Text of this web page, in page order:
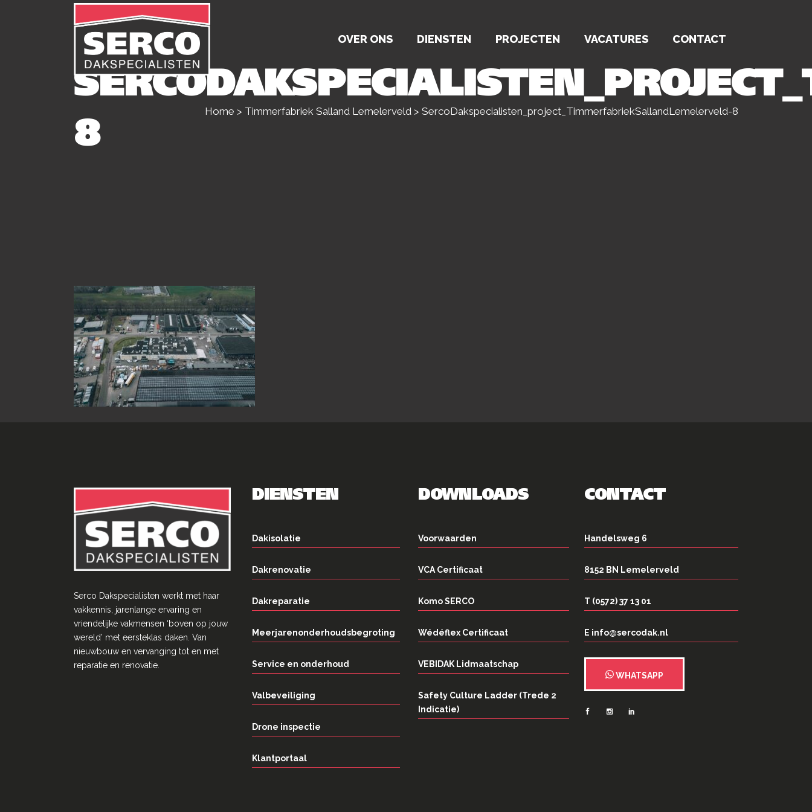
OVER ONS DIENSTEN PROJECTEN VACATURES CONTACT
8
Home > Timmerfabriek Salland Lemelerveld > SercoDakspecialisten_project_TimmerfabriekSallandLemelerveld-8
Serco Dakspecialisten werkt met haar
vakkennis, jarenlange ervaring en
vriendelĳke vakmensen ‘boven op jouw
wereld’ met eersteklas daken. Van
nieuwbouw en vervanging tot en met
reparatie en renovatie.
DIENSTEN
Dakisolatie
Dakrenovatie
Dakreparatie
Meerjarenonderhoudsbegroting
Service en onderhoud
Valbeveiliging
Drone inspectie
Klantportaal
DOWNLOADS
Voorwaarden
VCA Certificaat
Komo SERCO
Wédéflex Certificaat
VEBIDAK Lidmaatschap
Safety Culture Ladder (Trede 2
Indicatie)
CONTACT
Handelsweg 6
8152 BN Lemelerveld
T (0572) 37 13 01
E info@sercodak.nl
WHATSAPP